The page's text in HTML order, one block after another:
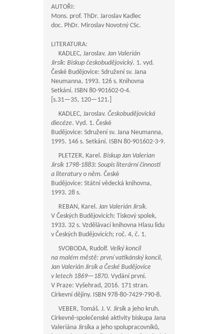
AUTOŘI:
Mons. prof. ThDr. Jaroslav Kadlec
doc. PhDr. Miroslav Novotný CSc.
LITERATURA:
KADLEC, Jaroslav. Jan Valerián
Jirsík: Biskup českobudějovický. 1. vyd.
České Budějovice: Sdružení sv. Jana
Neumanna, 1993. 126 s. Knihovna
Setkání. ISBN 80-901602-0-4.
[s.31—35, 120—121.]
KADLEC, Jaroslav. Českobudějovická
diecéze. Vyd. 1. České
Budějovice: Sdružení sv. Jana Neumanna,
1995. 146 s. Setkání. ISBN 80-901602-3-9.
PLETZER, Karel. Biskup Jan Valerian
Jirsík 1798-1883: Soupis literární činnosti
a literatury o něm. České
Budějovice: Státní vědecká knihovna,
1993. 28 s.
REBAN, Karel. Jan Valerián Jirsík.
V Českých Budějovicích: Tiskový spolek,
1933. 32 s. Vzdělávací knihovna Hlasu lidu
v Českých Budějovicích; roč. 4, č. 1.
SVOBODA, Rudolf. Velký koncil
na malém městě: první vatikánský koncil,
Jan Valerián Jirsík a České Budějovice
v letech 1869—1870. Vydání první.
V Praze: Vyšehrad, 2016. 171 stran.
Církevní dějiny. ISBN 978-80-7429-790-8.
VEBER, Tomáš. J. V. Jirsík a jeho kruh.
Církevně-společenské aktivity biskupa Jana
Valeriána Jirsíka a jeho spolupracovníků,